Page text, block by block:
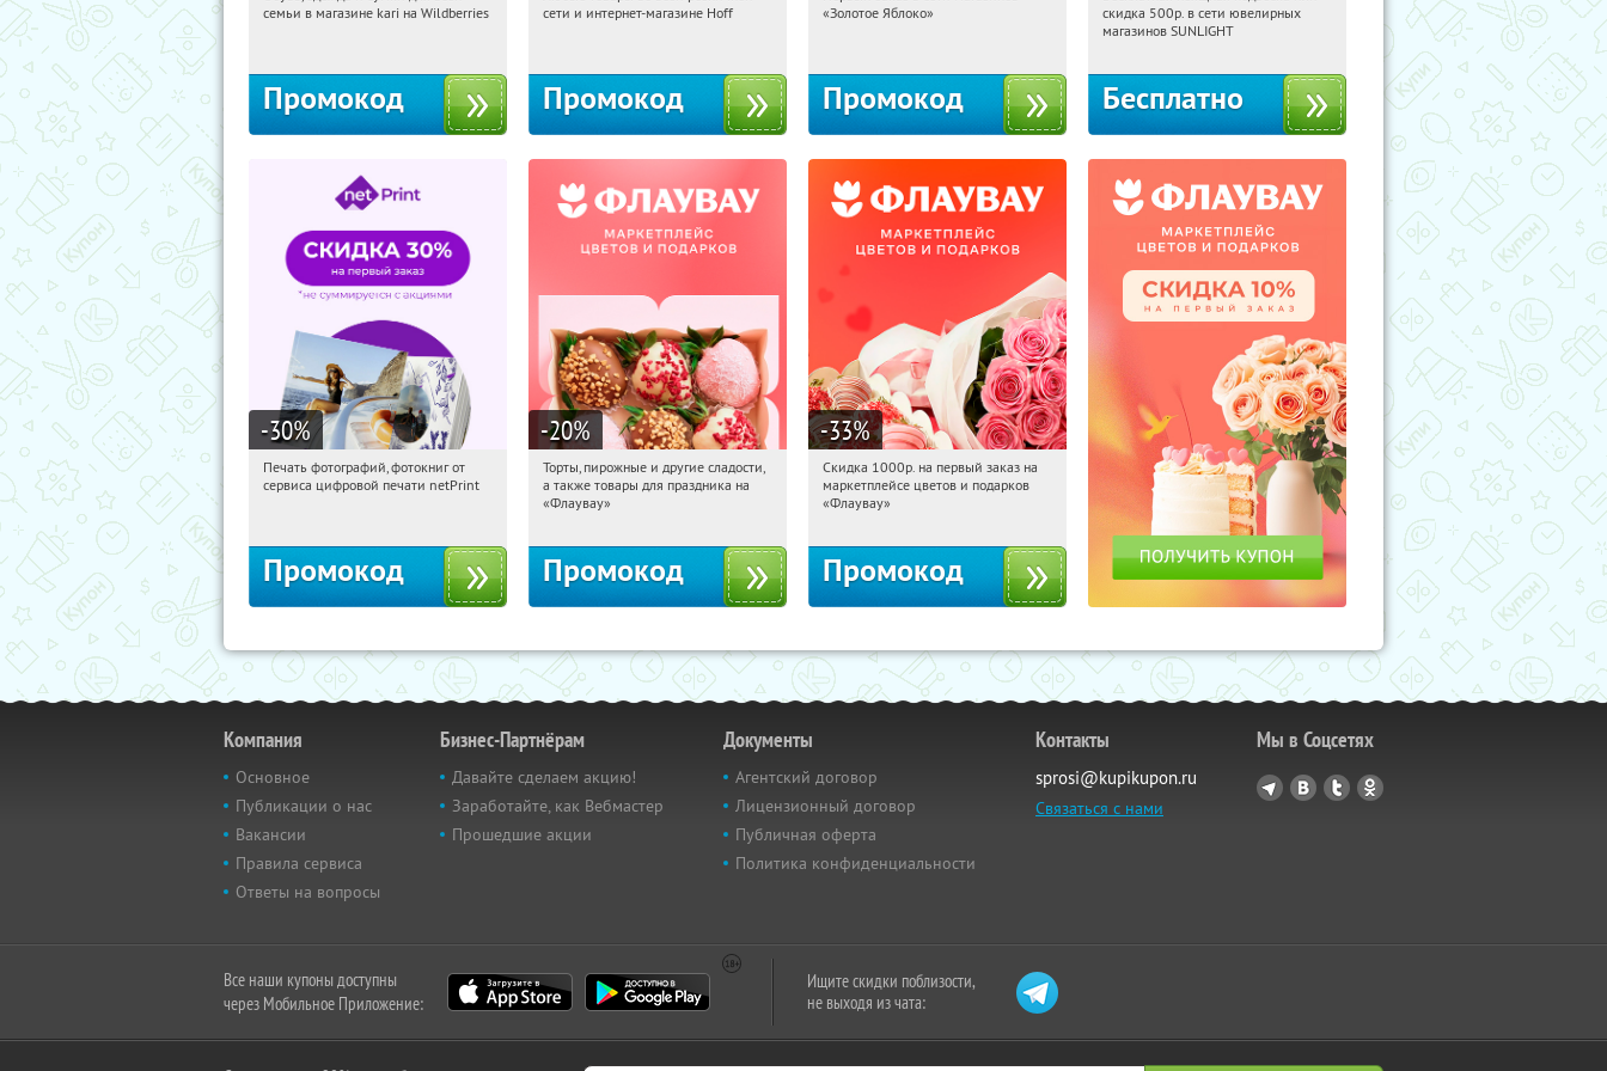
семьи в магазине kari на Wildberries
Промокод
сети и интернет-магазине Hoff
Промокод
«Золотое Яблоко»
Промокод
Россия
скидка 500р. в сети ювелирных
магазинов SUNLIGHT
Бесплатно
-30%
06:04:46 Получили:
Печать фотографий, фотокниг от
сервиса цифровой печати netPrint
Промокод
-20%
06:04:46 Получили:
Россия
Торты, пирожные и другие сладости,
а также товары для праздника на
«Флаувау»
Промокод
-33%
06:04:46 Получили:
Россия
Скидка 1000р. на первый заказ на
маркетплейсе цветов и подарков
«Флаувау»
Промокод
Компания
Основное
Публикации о нас
Вакансии
Правила сервиса
Ответы на вопросы
Бизнес-Партнёрам
Давайте сделаем акцию!
Заработайте, как Вебмастер
Прошедшие акции
Документы
Агентский договор
Лицензионный договор
Публичная оферта
Политика конфиденциальности
Контакты
sprosi@kupikupon.ru
Связаться с нами
Мы в Соцсетях
Все наши купоны доступны
через Мобильное Приложение:
Ищите скидки поблизости,
не выходя из чата: